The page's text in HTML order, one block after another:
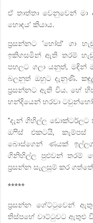
ඒ තාත්තා වෙනුවෙන්
හොඳය’ කියාය.
ප්‍රසන්නට‘හෝස්’ ගා
ඉකිගසමින් ඇති තරම්
පහලට ගලා යනුත්, මඳින්
බලනුත් ඔහුට දැනුණි.
ප්‍රසන්නට ඇති විය. හේ
හන්දියෙන් හරවා
"දැන් ගිහිල්ල ඩොක්ටර්ලට
ඔෆිස් එකටයි,
බොස්ගෙන් ණයක්
ගිනිහිල්ල පුළුවන් තරම්
ප්‍රසන්න සැලසුම් කර
*****
ප්‍රසන්න ගේට්ටුවෙන්
තිස්පහේ වාට්ටුවට ඇතුළු